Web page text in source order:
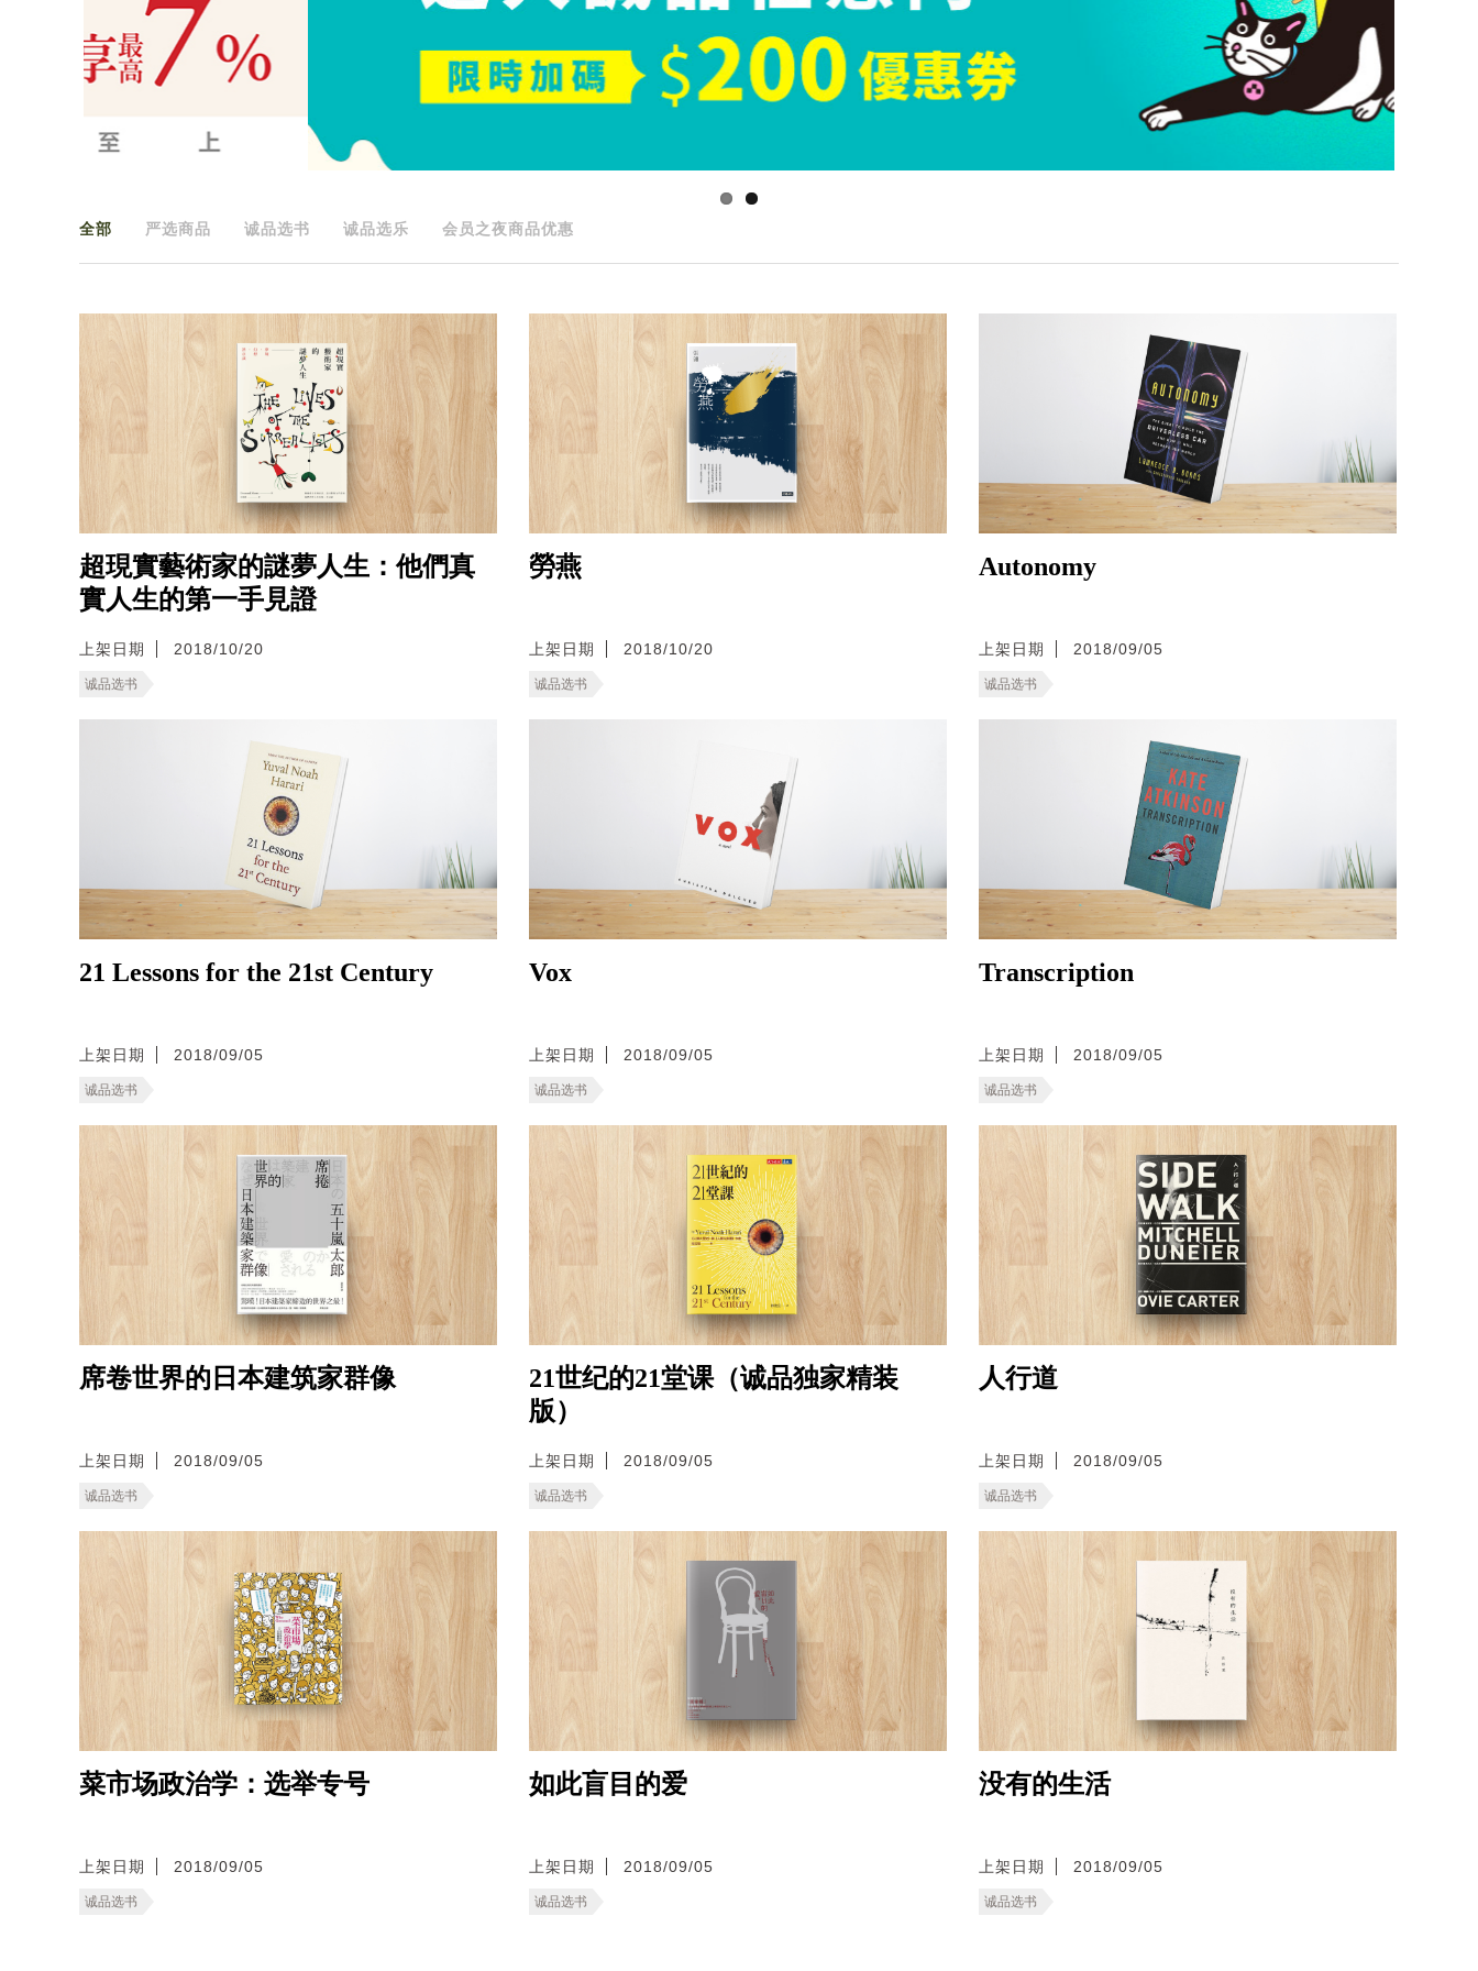
全部 严选商品 诚品选书 诚品选乐 会员之夜商品优惠
超現實藝術家的謎夢人生：他們真
實人生的第一手見證
上架日期 2018/10/20
诚品选书
勞燕
上架日期 2018/10/20
诚品选书
Autonomy
上架日期 2018/09/05
诚品选书
21 Lessons for the 21st Century
上架日期 2018/09/05
诚品选书
Vox
上架日期 2018/09/05
诚品选书
Transcription
上架日期 2018/09/05
诚品选书
席卷世界的日本建筑家群像
上架日期 2018/09/05
诚品选书
21世纪的21堂课（诚品独家精装
版）
上架日期 2018/09/05
诚品选书
人行道
上架日期 2018/09/05
诚品选书
菜市场政治学：选举专号
上架日期 2018/09/05
诚品选书
如此盲目的爱
上架日期 2018/09/05
诚品选书
没有的生活
上架日期 2018/09/05
诚品选书